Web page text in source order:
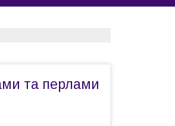
та перлами